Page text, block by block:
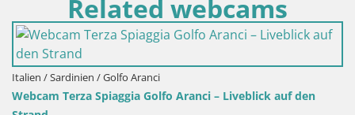
Related webcams
Aranci
Golfo Aranci – Liveblick auf den